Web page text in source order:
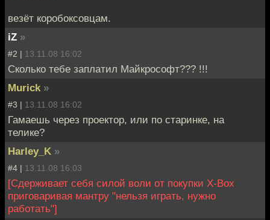
везёт коробоксовцам.
iZ »
#2 | 13.11.08 16:02
Сколько тебе заплатил Майкрософт??? !!!
Murick »
#3 | 13.11.08 16:02
Гамаешь через проектор, или по старинке, на
телике?
Harley_K »
#4 | 13.11.08 16:03
[Сдерживает себя силой воли от покупки X-Box
приговаривая мантру "нельзя играть, нужно
работать"]